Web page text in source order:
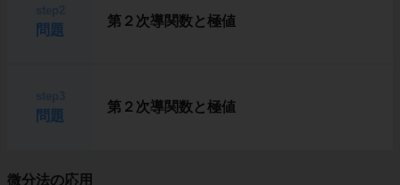
問題
第２次導関数と極値
問題
第２次導関数と極値
微分法の応用